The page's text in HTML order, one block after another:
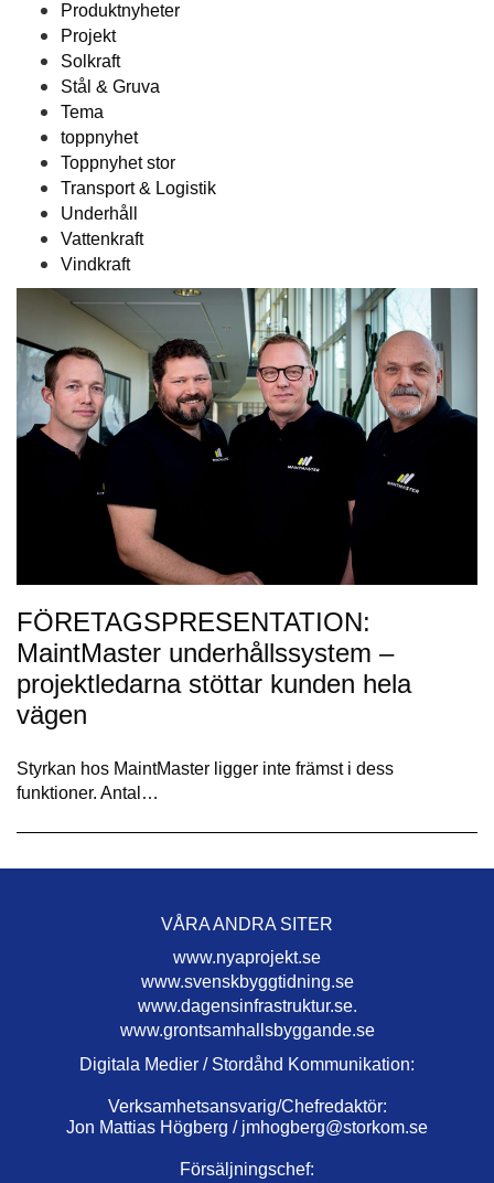
Produktnyheter
Projekt
Solkraft
Stål & Gruva
Tema
toppnyhet
Toppnyhet stor
Transport & Logistik
Underhåll
Vattenkraft
Vindkraft
FÖRETAGSPRESENTATION:
MaintMaster underhållssystem –
projektledarna stöttar kunden hela
vägen
Styrkan hos MaintMaster ligger inte främst i dess
funktioner. Antal…
VÅRA ANDRA SITER
www.nyaprojekt.se
www.svenskbyggtidning.se
www.dagensinfrastruktur.se.
www.grontsamhallsbyggande.se
Digitala Medier / Stordåhd Kommunikation:
Verksamhetsansvarig/Chefredaktör:
Jon Mattias Högberg / jmhogberg@storkom.se
Försäljningschef: